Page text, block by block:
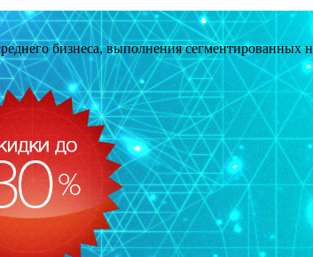
бизнеса, выполнения